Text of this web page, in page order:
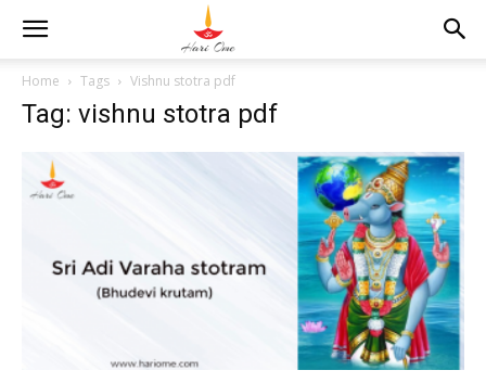
Home Tags Vishnu stotra pdf
Tag: vishnu stotra pdf